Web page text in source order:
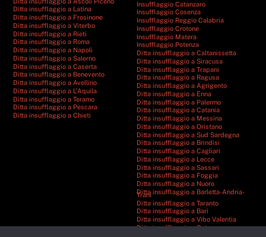
Ditta insufflaggio a Latina
Ditta insufflaggio a Frosinone
Ditta insufflaggio a Viterbo
Ditta insufflaggio a Rieti
Ditta insufflaggio a Roma
Ditta insufflaggio a Napoli
Ditta insufflaggio a Salerno
Ditta insufflaggio a Caserta
Ditta insufflaggio a Benevento
Ditta insufflaggio a Avellino
Ditta insufflaggio a L’Aquila
Ditta insufflaggio a Teramo
Ditta insufflaggio a Pescara
Ditta insufflaggio a Chieti
Insufflaggio Catanzaro
Insufflaggio Cosenza
Insufflaggio Reggio Calabria
Insufflaggio Crotone
Insufflaggio Matera
Insufflaggio Potenza
Ditta insufflaggio a Caltanissetta
Ditta insufflaggio a Siracusa
Ditta insufflaggio a Trapani
Ditta insufflaggio a Ragusa
Ditta insufflaggio a Agrigento
Ditta insufflaggio a Enna
Ditta insufflaggio a Palermo
Ditta insufflaggio a Catania
Ditta insufflaggio a Messina
Ditta insufflaggio a Oristano
Ditta insufflaggio a Sud Sardegna
Ditta insufflaggio a Brindisi
Ditta insufflaggio a Cagliari
Ditta insufflaggio a Lecce
Ditta insufflaggio a Sassari
Ditta insufflaggio a Foggia
Ditta insufflaggio a Nuoro
Ditta insufflaggio a Barletta-Andria-
Trani
Ditta insufflaggio a Taranto
Ditta insufflaggio a Bari
Ditta insufflaggio a Vibo Valentia
Ditta insufflaggio a Catanzaro